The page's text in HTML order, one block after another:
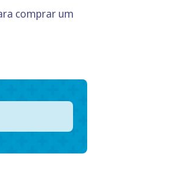
comprar um